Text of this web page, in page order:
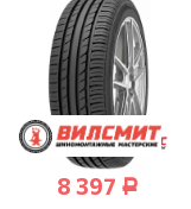
8 397 Р